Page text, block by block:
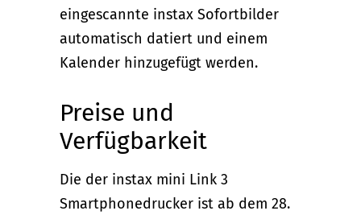
eingescannte instax Sofortbilder
automatisch datiert und einem
Kalender hinzugefügt werden.
Preise und
Verfügbarkeit
Die der instax mini Link 3
Smartphonedrucker ist ab dem 28.